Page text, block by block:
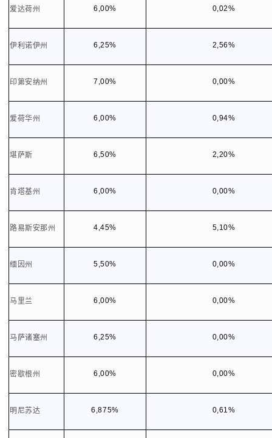
爱达荷州 6,00% 0,02%
伊利诺伊州 6,25% 2,56%
印第安纳州 7,00% 0,00%
爱荷华州 6,00% 0,94%
堪萨斯 6,50% 2,20%
肯塔基州 6,00% 0,00%
路易斯安那州 4,45% 5,10%
缅因州 5,50% 0,00%
马里兰 6,00% 0,00%
马萨诸塞州 6,25% 0,00%
密歇根州 6,00% 0,00%
明尼苏达 6,875% 0,61%